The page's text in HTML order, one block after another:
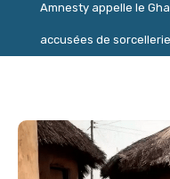
Amnesty appelle le
accusées de sorcellerie